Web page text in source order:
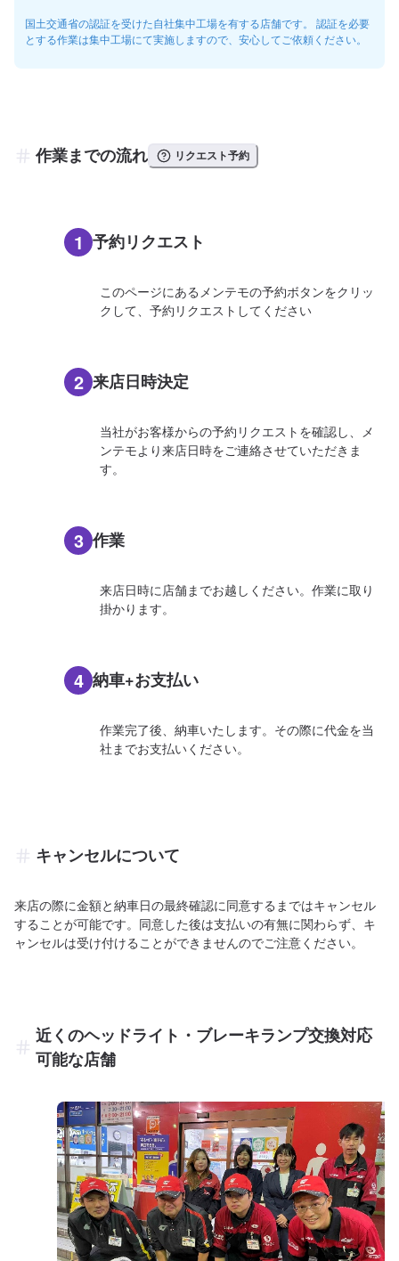
国土交通省の認証を受けた自社集中工場を有する店舗です。 認証を必要
とする作業は集中工場にて実施しますので、安心してご依頼ください。
作業までの流れ リクエスト予約
1 予約リクエスト
このページにあるメンテモの予約ボタンをクリッ
クして、予約リクエストしてください
2 来店日時決定
当社がお客様からの予約リクエストを確認し、メ
ンテモより来店日時をご連絡させていただきま
す。
3 作業
来店日時に店舗までお越しください。作業に取り
掛かります。
4 納車+お支払い
作業完了後、納車いたします。その際に代金を当
社までお支払いください。
キャンセルについて
来店の際に金額と納車日の最終確認に同意するまではキャンセル
することが可能です。同意した後は支払いの有無に関わらず、キ
ャンセルは受け付けることができませんのでご注意ください。
近くのヘッドライト・ブレーキランプ交換対応
可能な店舗